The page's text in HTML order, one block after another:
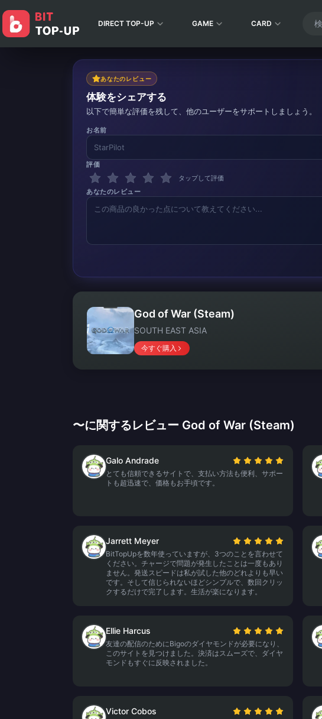
DIRECT TOP-UP GAME CARD
あなたのレビュー
体験をシェアする
以下で簡単な評価を残して、他のユーザーをサポートしましょう。
お名前
評価
タップして評価
あなたのレビュー
God of War (Steam)
SOUTH EAST ASIA
今すぐ購入
〜に関するレビュー God of War (Steam)
Galo Andrade
とても信頼できるサイトで、支払い方法も便利、サポー
トも超迅速で、価格もお手頃です。
Jarrett Meyer
BitTopUpを数年使っていますが、3つのことを言わせて
ください。チャージで問題が発生したことは一度もあり
ません。発送スピードは私が試した他のどれよりも早い
です。そして信じられないほどシンプルで、数回クリッ
クするだけで完了します。生活が楽になります。
Ellie Harcus
友達の配信のためにBigoのダイヤモンドが必要になり、
このサイトを見つけました。決済はスムーズで、ダイヤ
モンドもすぐに反映されました。
Victor Cobos